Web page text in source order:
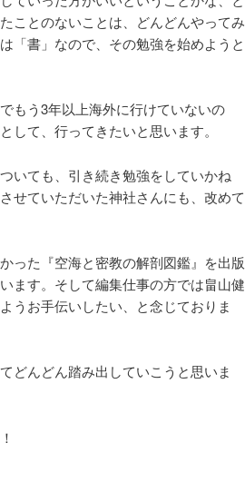
ことのないことは、どんどんやってみ
「書」なので、その勉強を始めようと
もう3年以上海外に行けていないの
して、行ってきたいと思います。
いても、引き続き勉強をしていかね
せていただいた神社さんにも、改めて
った『空海と密教の解剖図鑑』を出版
ます。そして編集仕事の方では畠山健
うお手伝いしたい、と念じておりま
どんどん踏み出していこうと思いま